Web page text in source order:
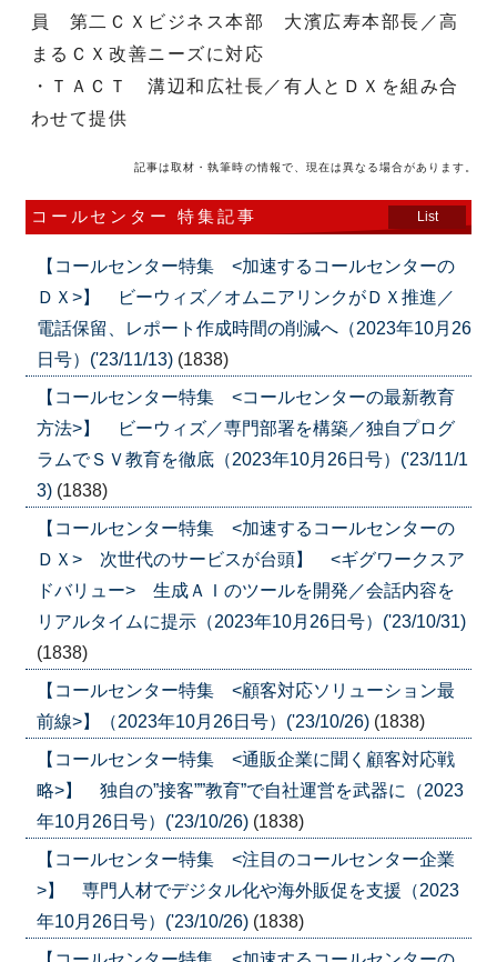
員 第二ＣＸビジネス本部 大濱広寿本部長／高
まるＣＸ改善ニーズに対応
・ＴＡＣＴ 溝辺和広社長／有人とＤＸを組み合
わせて提供
記事は取材・執筆時の情報で、現在は異なる場合があります。
コールセンター 特集記事 List
【コールセンター特集 <加速するコールセンターの
ＤＸ>】 ビーウィズ／オムニアリンクがＤＸ推進／
電話保留、レポート作成時間の削減へ（2023年10月26
日号）('23/11/13) (1838)
【コールセンター特集 <コールセンターの最新教育
方法>】 ビーウィズ／専門部署を構築／独自プログ
ラムでＳＶ教育を徹底（2023年10月26日号）('23/11/1
3) (1838)
【コールセンター特集 <加速するコールセンターの
ＤＸ> 次世代のサービスが台頭】 <ギグワークスア
ドバリュー> 生成ＡＩのツールを開発／会話内容を
リアルタイムに提示（2023年10月26日号）('23/10/31)
(1838)
【コールセンター特集 <顧客対応ソリューション最
前線>】（2023年10月26日号）('23/10/26) (1838)
【コールセンター特集 <通販企業に聞く顧客対応戦
略>】 独自の”接客””教育”で自社運営を武器に（2023
年10月26日号）('23/10/26) (1838)
【コールセンター特集 <注目のコールセンター企業
>】 専門人材でデジタル化や海外販促を支援（2023
年10月26日号）('23/10/26) (1838)